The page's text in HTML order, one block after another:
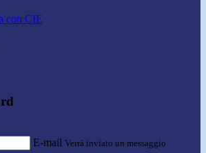
con CIE
E-mail Verrà inviato un messaggio